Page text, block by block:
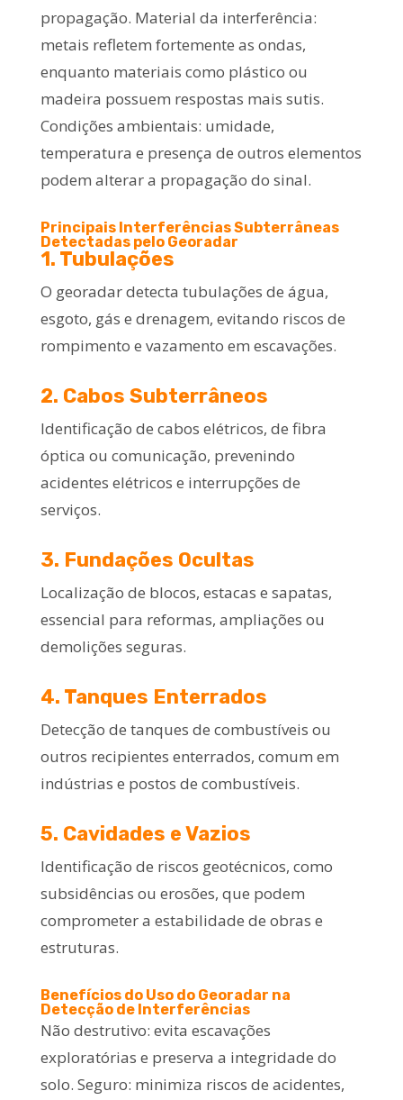
propagação. Material da interferência:
metais refletem fortemente as ondas,
enquanto materiais como plástico ou
madeira possuem respostas mais sutis.
Condições ambientais: umidade,
temperatura e presença de outros elementos
podem alterar a propagação do sinal.
Principais Interferências Subterrâneas
Detectadas pelo Georadar
1. Tubulações
O georadar detecta tubulações de água,
esgoto, gás e drenagem, evitando riscos de
rompimento e vazamento em escavações.
2. Cabos Subterrâneos
Identificação de cabos elétricos, de fibra
óptica ou comunicação, prevenindo
acidentes elétricos e interrupções de
serviços.
3. Fundações Ocultas
Localização de blocos, estacas e sapatas,
essencial para reformas, ampliações ou
demolições seguras.
4. Tanques Enterrados
Detecção de tanques de combustíveis ou
outros recipientes enterrados, comum em
indústrias e postos de combustíveis.
5. Cavidades e Vazios
Identificação de riscos geotécnicos, como
subsidências ou erosões, que podem
comprometer a estabilidade de obras e
estruturas.
Benefícios do Uso do Georadar na
Detecção de Interferências
Não destrutivo: evita escavações
exploratórias e preserva a integridade do
solo. Seguro: minimiza riscos de acidentes,